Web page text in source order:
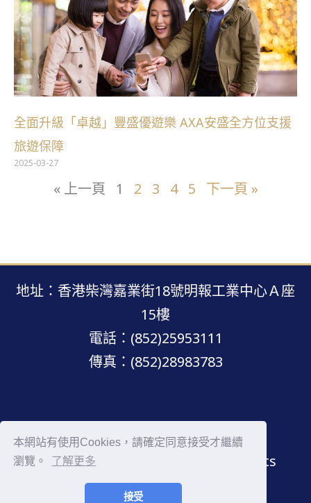
本網站有使用Cookies，請確定同意接受才繼續
瀏覽。
了解更多
接受
全面升級「卓越」豐盛優遊樂 AXA安盛全方位支援
旅遊保障
2025-03-27
« 上一頁 1 2 3 4 5 下一頁 »
地址：香港柴灣嘉業街18號明報工業中心Ａ座
15樓
電話：(852)25953111
傳真：(852)28983783
明報網站 · 版權所有 · 不得轉載
Copyright © Mingpao.com All rights
reserved.